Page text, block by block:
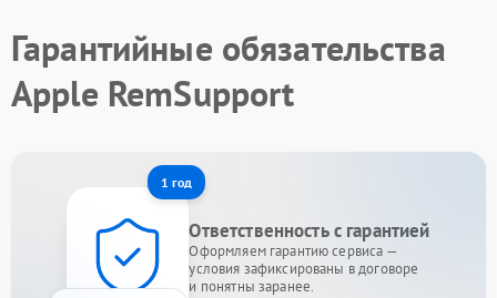
Гарантийные обязательства
Apple RemSupport
1 год
Ответственность с гарантией
Оформляем гарантию сервиса —
условия зафиксированы в договоре
и понятны заранее.